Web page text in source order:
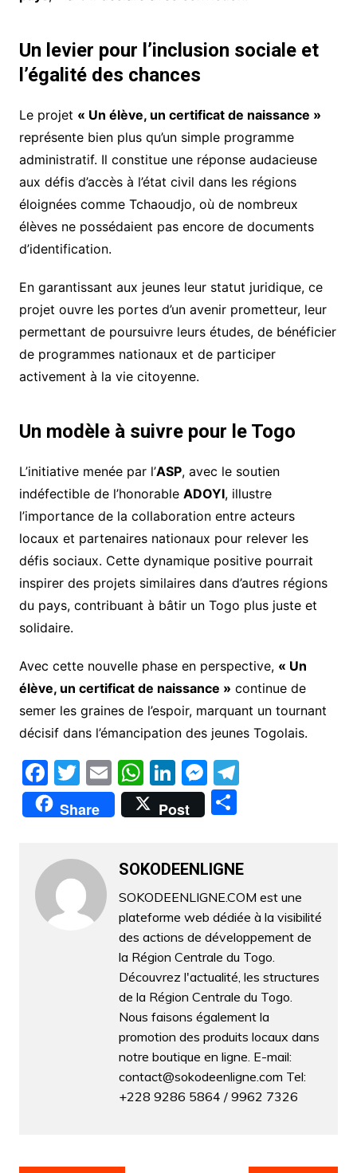
Un levier pour l’inclusion sociale et
l’égalité des chances
Le projet « Un élève, un certificat de naissance »
représente bien plus qu’un simple programme
administratif. Il constitue une réponse audacieuse
aux défis d’accès à l’état civil dans les régions
éloignées comme Tchaoudjo, où de nombreux
élèves ne possédaient pas encore de documents
d’identification.
En garantissant aux jeunes leur statut juridique, ce
projet ouvre les portes d’un avenir prometteur, leur
permettant de poursuivre leurs études, de bénéficier
de programmes nationaux et de participer
activement à la vie citoyenne.
Un modèle à suivre pour le Togo
L’initiative menée par l’ASP, avec le soutien
indéfectible de l’honorable ADOYI, illustre
l’importance de la collaboration entre acteurs
locaux et partenaires nationaux pour relever les
défis sociaux. Cette dynamique positive pourrait
inspirer des projets similaires dans d’autres régions
du pays, contribuant à bâtir un Togo plus juste et
solidaire.
Avec cette nouvelle phase en perspective, « Un
élève, un certificat de naissance » continue de
semer les graines de l’espoir, marquant un tournant
décisif dans l’émancipation des jeunes Togolais.
F
a
c
b
o
o
T
w
itt
E
m
ai
W
h
at
A
p
p
Li
n
k
dI
n
M
e
s
e
n
g
er
T
a
m
Share Post
P
g
er
SOKODEENLIGNE
SOKODEENLIGNE.COM est une
plateforme web dédiée à la visibilité
des actions de développement de
la Région Centrale du Togo.
Découvrez l'actualité, les structures
de la Région Centrale du Togo.
Nous faisons également la
promotion des produits locaux dans
notre boutique en ligne. E-mail:
contact@sokodeenligne.com Tel:
+228 9286 5864 / 9962 7326